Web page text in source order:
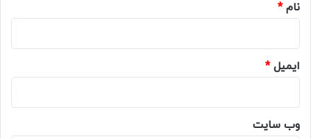
نام*
ایمیل*
وب‌ سایت